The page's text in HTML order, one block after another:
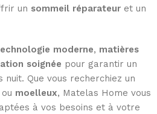
un sommeil réparateur et un
moderne, matières
soignée pour garantir un
Que vous recherchiez un
ou moelleux, Matelas Home vous
à vos besoins et à votre